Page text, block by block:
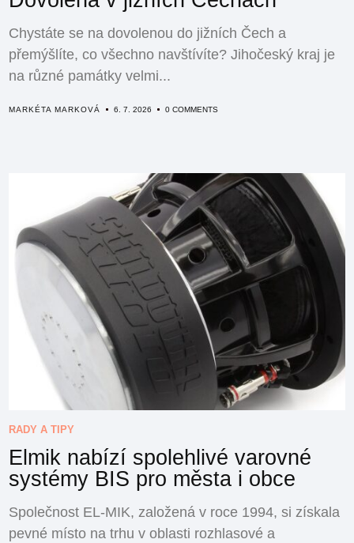
Chystáte se na dovolenou do jižních Čech a
přemýšlíte, co všechno navštívíte? Jihočeský kraj je
na různé památky velmi...
MARKÉTA MARKOVÁ 6. 7. 2026 0 COMMENTS
RADY A TIPY
Elmik nabízí spolehlivé varovné
systémy BIS pro města i obce
Společnost EL-MIK, založená v roce 1994, si získala
pevné místo na trhu v oblasti rozhlasové a